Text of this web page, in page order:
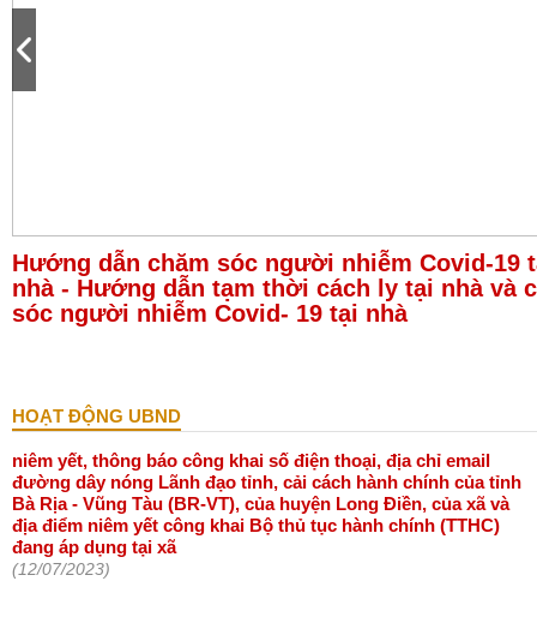
Hướng dẫn chăm sóc người nhiễm Covid-19
nhà - Hướng dẫn tạm thời cách ly tại nhà và
sóc người nhiễm Covid- 19 tại nhà
HOẠT ĐỘNG UBND
niêm yết, thông báo công khai số điện thoại, địa chỉ email
đường dây nóng Lãnh đạo tỉnh, cải cách hành chính của tỉnh
Bà Rịa - Vũng Tàu (BR-VT), của huyện Long Điền, của xã và
địa điểm niêm yết công khai Bộ thủ tục hành chính (TTHC)
đang áp dụng tại xã
(12/07/2023)